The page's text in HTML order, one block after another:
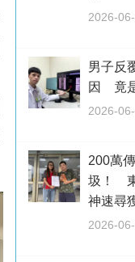
2026-
男子反
因 竟
2026-
200萬
圾！
神速尋
2026-